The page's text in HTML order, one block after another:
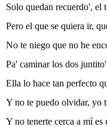
Solo quedan recuerdo', el
Pero el que se quiera ir,
No te niego que no he
Pa' caminar los dos
Ella lo hace tan perfecto
Y no te puedo olvidar, yo
Y no tenerte cerca a mí es